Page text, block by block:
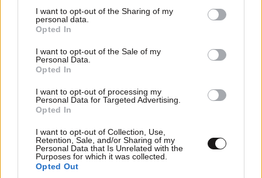
not limited to your visit or usage behaviour. You may click to
grant or deny consent to Google and its third-party tags to
use your data for below specified purposes in below Google
consent section.
I want to opt-out of the Sharing of my
personal data.
Opted In
I want to opt-out of the Sale of my
Personal Data.
Opted In
I want to opt-out of processing my
Personal Data for Targeted Advertising.
Opted In
I want to opt-out of Collection, Use,
Retention, Sale, and/or Sharing of my
Personal Data that Is Unrelated with the
Purposes for which it was collected.
Opted Out